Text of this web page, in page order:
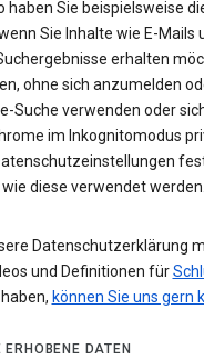
haben Sie beispielsweise
Sie Inhalte wie E-
erhalten
ohne sich anzumelden
Suche verwenden oder
im Inkognitomodus
diese verwendet werden.
Datenschutzerklärung
und Definitionen für
können Sie uns gern
ERHOBENE DATEN